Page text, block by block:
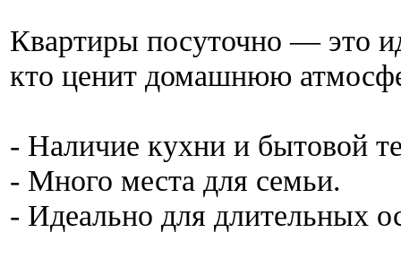
Квартиры посуточно — это
кто ценит домашнюю
- Наличие кухни и бытовой
- Много места для семьи.
- Идеально для длительных